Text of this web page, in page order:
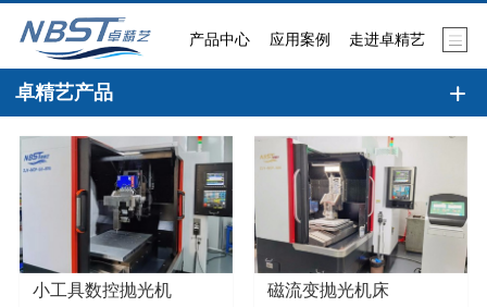
产品中心 应用案例 走进卓精艺
卓精艺产品
小工具数控抛光机 磁流变抛光机床